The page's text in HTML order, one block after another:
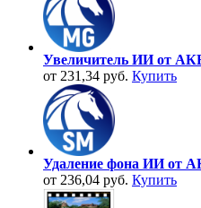
Увеличитель ИИ от
от 231,34 руб. Купить
Удаление фона ИИ от
от 236,04 руб. Купить